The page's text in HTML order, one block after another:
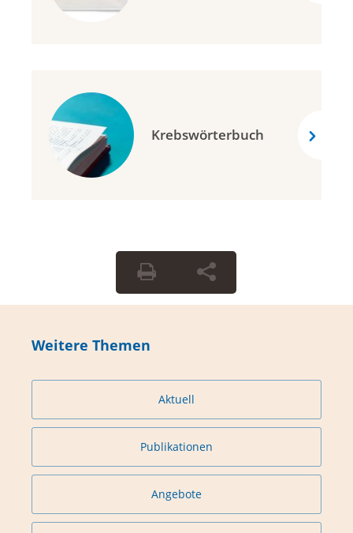
Krebswörterbuch
Weitere Themen
Aktuell
Publikationen
Angebote